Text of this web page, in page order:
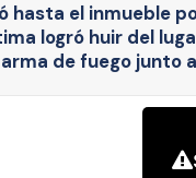
hasta el inmueble
logró huir del
de fuego junto